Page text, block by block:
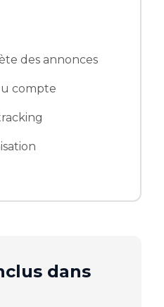
des annonces
compte
dans